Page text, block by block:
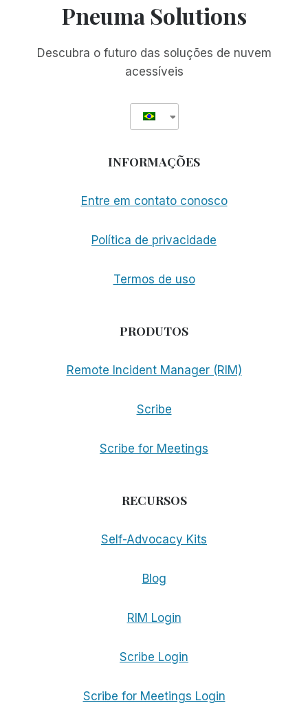
Pneuma Solutions
Descubra o futuro das soluções de nuvem
acessíveis
INFORMAÇÕES
Entre em contato conosco
Política de privacidade
Termos de uso
PRODUTOS
Remote Incident Manager (RIM)
Scribe
Scribe for Meetings
RECURSOS
Self-Advocacy Kits
Blog
RIM Login
Scribe Login
Scribe for Meetings Login